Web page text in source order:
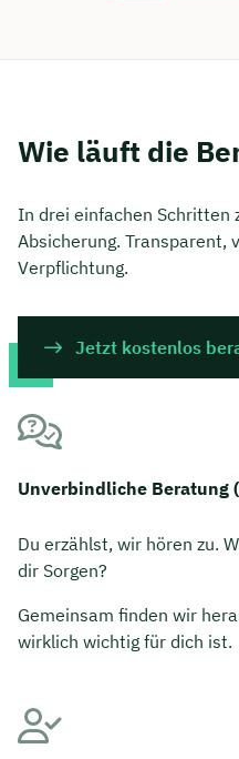
Wie läuft die
In drei einfachen Schritten
Absicherung. Transparent,
Verpflichtung.
Jetzt kostenlos
Unverbindliche Beratung
Du erzählst, wir hören zu.
dir Sorgen?
Gemeinsam finden wir
wirklich wichtig für dich ist.